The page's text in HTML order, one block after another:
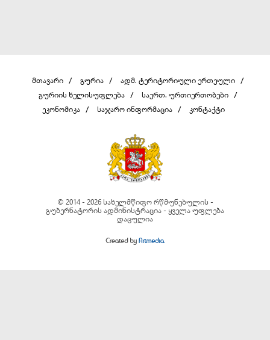
მთავარი გურია
ადმ. ტერიტორიული ერთეული
გურიის ხელისუფლება
საერთ. ურთიერთობები
ეკონომიკა
საჯარო ინფორმაცია კონტაქტი
© 2014 - 2026 სახელმწიფო რწმუნებულის -
გუბერნატორის ადმინისტრაცია - ყველა უფლება
დაცულია